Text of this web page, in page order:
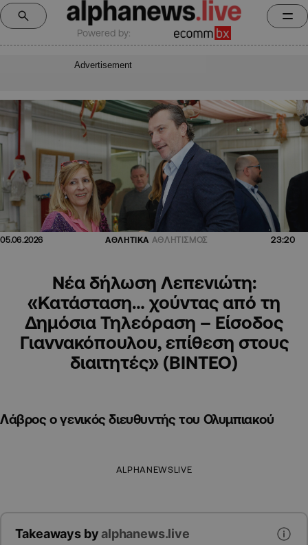
Powered by:
Advertisement
05.06.2026 ΑΘΛΗΤΙΚΑ ΑΘΛΗΤΙΣΜΟΣ 23:20
Νέα δήλωση Λεπενιώτη:
«Κατάσταση… χούντας από τη
Δημόσια Τηλεόραση – Είσοδος
Γιαννακόπουλου, επίθεση στους
διαιτητές» (ΒΙΝΤΕΟ)
Λάβρος ο γενικός διευθυντής του Ολυμπιακού
ALPHANEWSLIVE
Takeaways byalphanews.live